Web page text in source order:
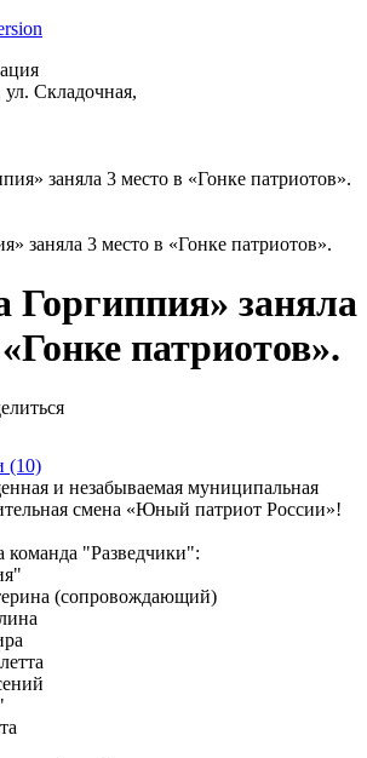
Складочная,
заняла 3 место в «Гонке патриотов».
Горгиппия» заняла
патриотов».
(10)
и незабываемая муниципальная
смена «Юный патриот России»!
"Разведчики":
(сопровождающий)